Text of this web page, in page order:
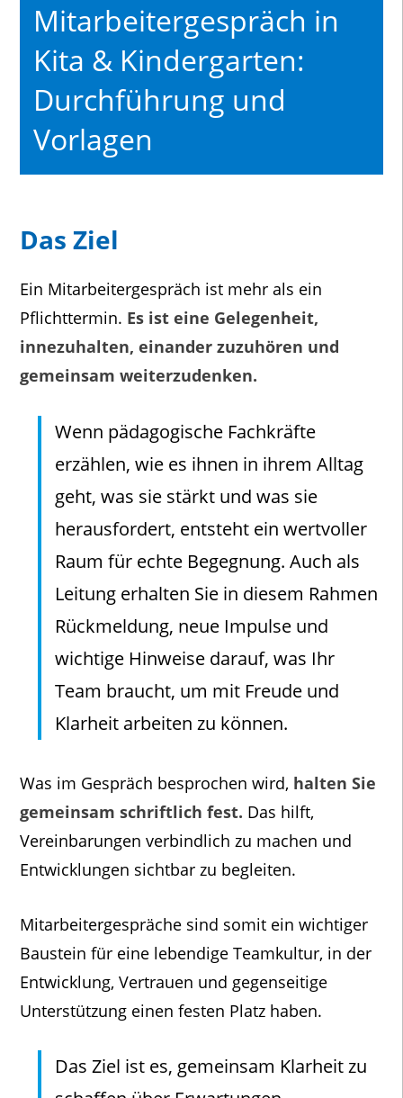
Mitarbeitergespräch in
Kita & Kindergarten:
Durchführung und
Vorlagen
Das Ziel
Ein Mitarbeitergespräch ist mehr als ein
Pflichttermin. Es ist eine Gelegenheit,
innezuhalten, einander zuzuhören und
gemeinsam weiterzudenken.
Wenn pädagogische Fachkräfte
erzählen, wie es ihnen in ihrem Alltag
geht, was sie stärkt und was sie
herausfordert, entsteht ein wertvoller
Raum für echte Begegnung. Auch als
Leitung erhalten Sie in diesem Rahmen
Rückmeldung, neue Impulse und
wichtige Hinweise darauf, was Ihr
Team braucht, um mit Freude und
Klarheit arbeiten zu können.
Was im Gespräch besprochen wird, halten Sie
gemeinsam schriftlich fest. Das hilft,
Vereinbarungen verbindlich zu machen und
Entwicklungen sichtbar zu begleiten.
Mitarbeitergespräche sind somit ein wichtiger
Baustein für eine lebendige Teamkultur, in der
Entwicklung, Vertrauen und gegenseitige
Unterstützung einen festen Platz haben.
Das Ziel ist es, gemeinsam Klarheit zu